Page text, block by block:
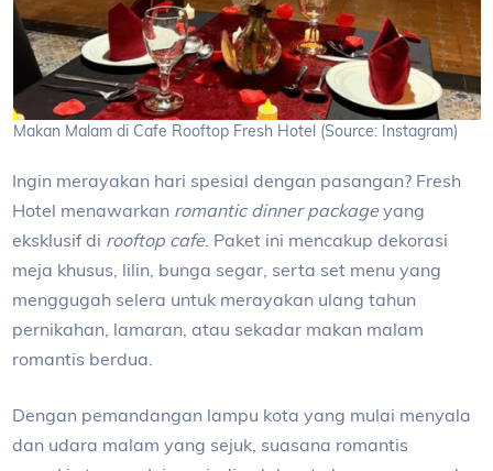
Makan Malam di Cafe Rooftop Fresh Hotel (Source: Instagram)
Ingin merayakan hari spesial dengan pasangan? Fresh
Hotel menawarkan romantic dinner packageyang
eksklusif di rooftop cafe. Paket ini mencakup dekorasi
meja khusus, lilin, bunga segar, serta set menu yang
menggugah selera untuk merayakan ulang tahun
pernikahan, lamaran, atau sekadar makan malam
romantis berdua.
Dengan pemandangan lampu kota yang mulai menyala
dan udara malam yang sejuk, suasana romantis